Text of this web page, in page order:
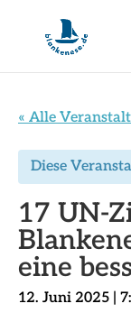
« Alle
Diese
17 UN-
eine
12. Juni 2025 |